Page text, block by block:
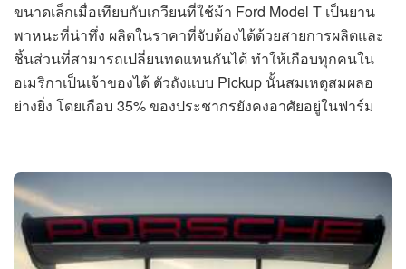
ขนาดเล็กเมื่อเทียบกับเกวียนที่ใช้ม้า Ford Model T เป็นยาน
พาหนะที่น่าทึ่ง ผลิตในราคาที่จับต้องได้ด้วยสายการผลิตและ
ชิ้นส่วนที่สามารถเปลี่ยนทดแทนกันได้ ทำให้เกือบทุกคนใน
อเมริกาเป็นเจ้าของได้ ตัวถังแบบ Pickup นั้นสมเหตุสมผลอ
ย่างยิ่ง โดยเกือบ 35% ของประชากรยังคงอาศัยอยู่ในฟาร์ม